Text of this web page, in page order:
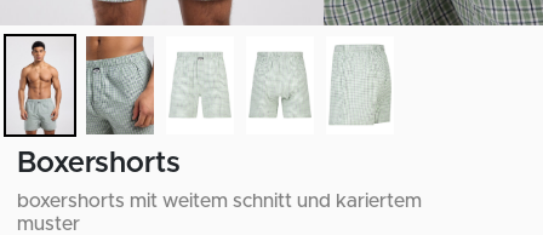
Boxershorts
boxershorts mit weitem schnitt und kariertem
muster